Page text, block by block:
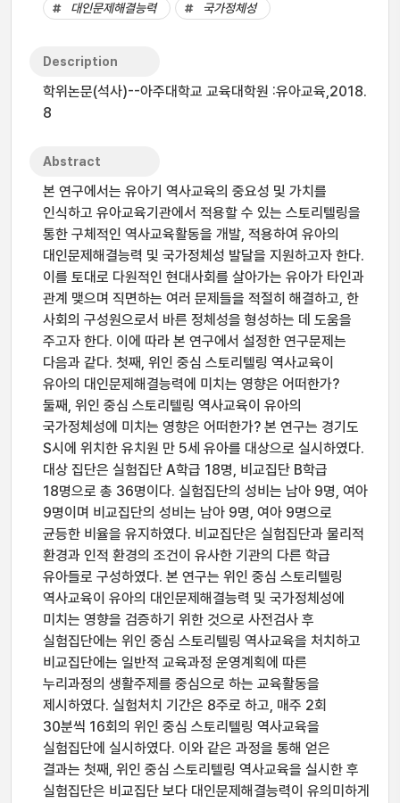
대인문제해결능력
국가정체성
Description
학위논문(석사)--아주대학교 교육대학원 :유아교육,2018.
8
Abstract
본 연구에서는 유아기 역사교육의 중요성 및 가치를
인식하고 유아교육기관에서 적용할 수 있는 스토리텔링을
통한 구체적인 역사교육활동을 개발, 적용하여 유아의
대인문제해결능력 및 국가정체성 발달을 지원하고자 한다.
이를 토대로 다원적인 현대사회를 살아가는 유아가 타인과
관계 맺으며 직면하는 여러 문제들을 적절히 해결하고, 한
사회의 구성원으로서 바른 정체성을 형성하는 데 도움을
주고자 한다. 이에 따라 본 연구에서 설정한 연구문제는
다음과 같다. 첫째, 위인 중심 스토리텔링 역사교육이
유아의 대인문제해결능력에 미치는 영향은 어떠한가?
둘째, 위인 중심 스토리텔링 역사교육이 유아의
국가정체성에 미치는 영향은 어떠한가? 본 연구는 경기도
S시에 위치한 유치원 만 5세 유아를 대상으로 실시하였다.
대상 집단은 실험집단 A학급 18명, 비교집단 B학급
18명으로 총 36명이다. 실험집단의 성비는 남아 9명, 여아
9명이며 비교집단의 성비는 남아 9명, 여아 9명으로
균등한 비율을 유지하였다. 비교집단은 실험집단과 물리적
환경과 인적 환경의 조건이 유사한 기관의 다른 학급
유아들로 구성하였다. 본 연구는 위인 중심 스토리텔링
역사교육이 유아의 대인문제해결능력 및 국가정체성에
미치는 영향을 검증하기 위한 것으로 사전검사 후
실험집단에는 위인 중심 스토리텔링 역사교육을 처치하고
비교집단에는 일반적 교육과정 운영계획에 따른
누리과정의 생활주제를 중심으로 하는 교육활동을
제시하였다. 실험처치 기간은 8주로 하고, 매주 2회
30분씩 16회의 위인 중심 스토리텔링 역사교육을
실험집단에 실시하였다. 이와 같은 과정을 통해 얻은
결과는 첫째, 위인 중심 스토리텔링 역사교육을 실시한 후
실험집단은 비교집단 보다 대인문제해결능력이 유의미하게